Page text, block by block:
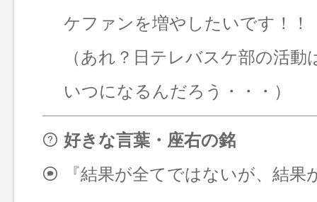
ケファンを増やしたいです！！
（あれ？日テレバスケ部の活動
いつになるんだろう・・・）
好きな言葉・座右の銘
『結果が全てではないが、結果